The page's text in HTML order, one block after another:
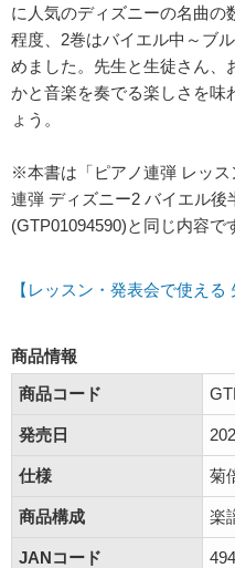
に人気のディズニーの名曲の
程度、2巻はバイエル中～ブ
めました。先生と生徒さん、
かと音楽を奏でる楽しさを味
ょう。
※本書は「ピアノ連弾 レッ
連弾 ディズニー2 バイエル後
(GTP01094590)と同じ内容で
【レッスン・発表会で使え
商品情報
商品コード
発売日
仕様 菊
商品構成 楽
JANコード